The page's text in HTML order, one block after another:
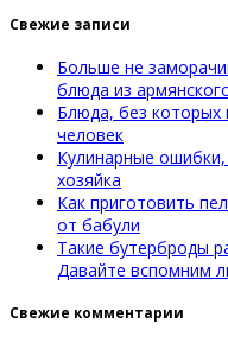
Свежие записи
Больше не
блюда из
Блюда, без которых
человек
Кулинарные
хозяйка
Как приготовить
от бабули
Такие бутерброды
Давайте вспомним
Свежие комментарии